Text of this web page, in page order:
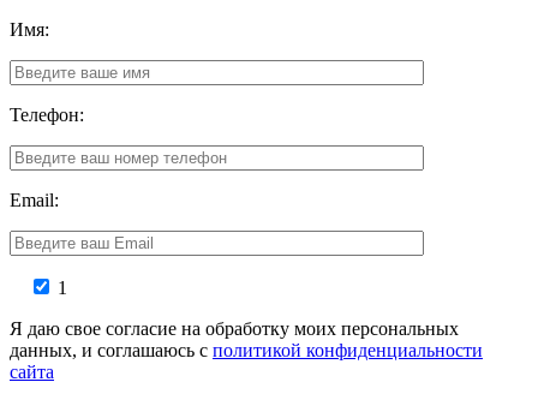
Имя:
Телефон:
Email:
1
Я даю свое согласие на обработку моих персональных
данных, и соглашаюсь с политикой конфиденциальности
сайта